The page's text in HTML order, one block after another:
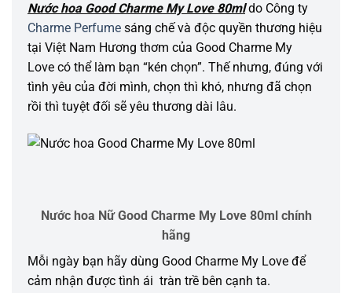
Nước hoa Good Charme My Love 80mldo Công ty
Charme Perfume sáng chế và độc quyền thương hiệu
tại Việt Nam Hương thơm của Good Charme My
Love có thể làm bạn “kén chọn”. Thế nhưng, đúng với
tình yêu của đời mình, chọn thì khó, nhưng đã chọn
rồi thì tuyệt đối sẽ yêu thương dài lâu.
Nước hoa Nữ Good Charme My Love 80ml chính
hãng
Mỗi ngày bạn hãy dùng Good Charme My Love để
cảm nhận được tình ái tràn trề bên cạnh ta.